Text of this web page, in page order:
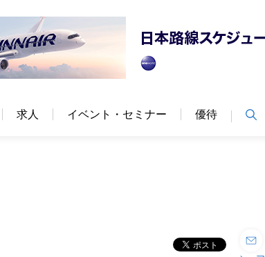
求人 イベント・セミナー 優待